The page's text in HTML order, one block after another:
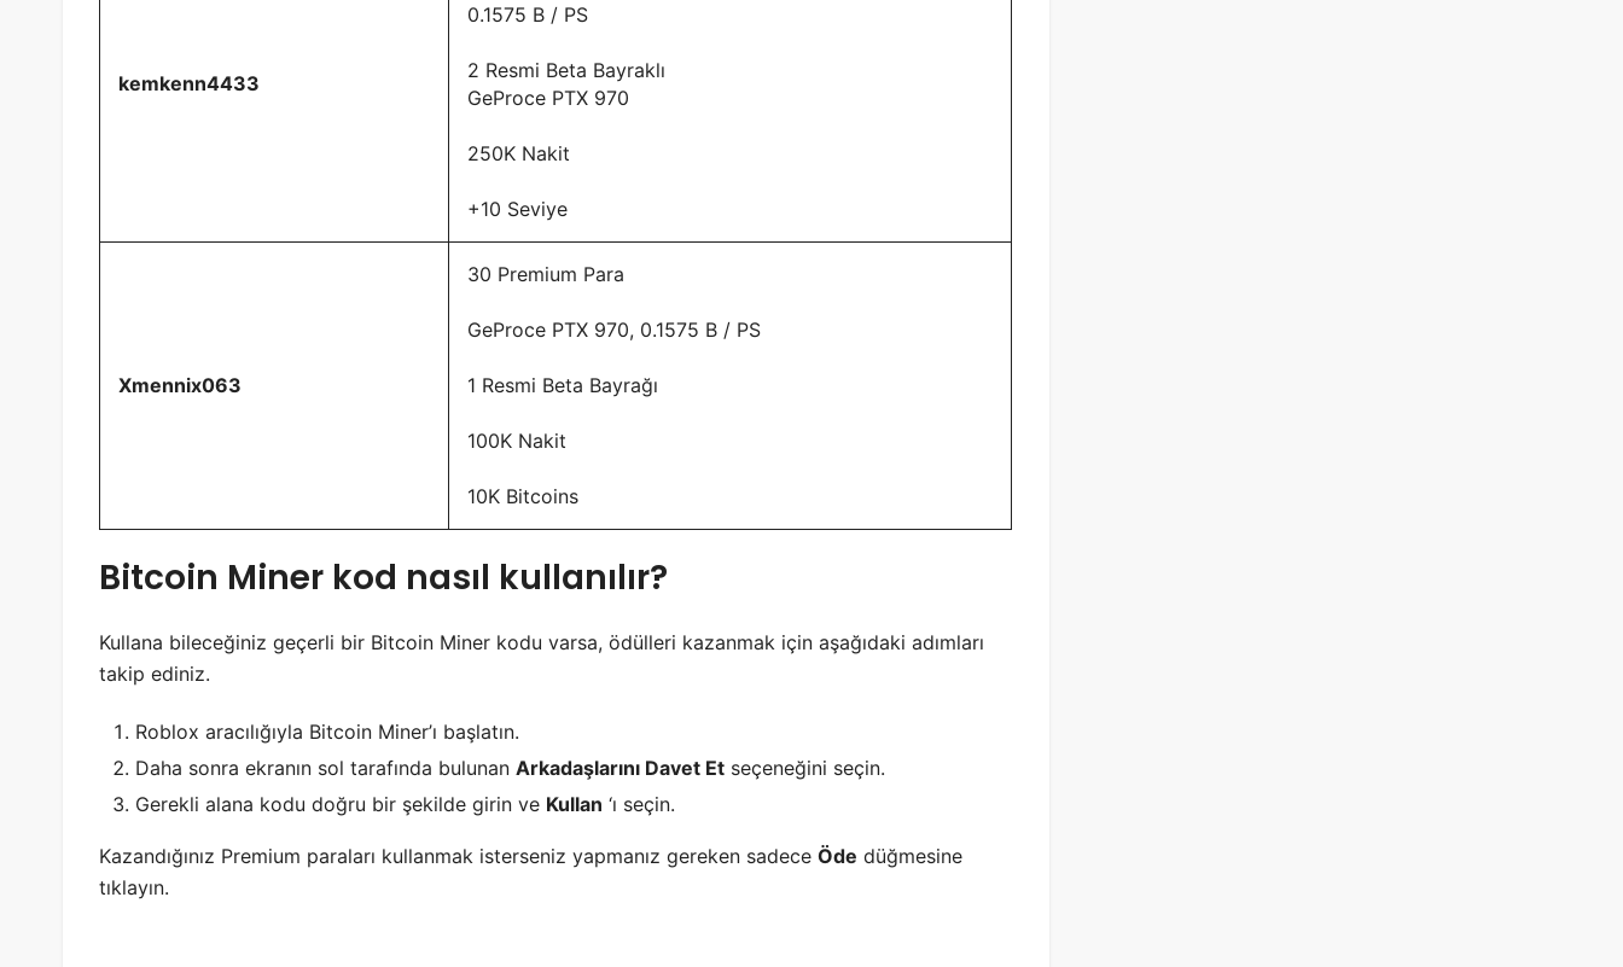
kemkenn4433
0.1575 B / PS
2 Resmi Beta Bayraklı
GeProce PTX 970
250K Nakit
+10 Seviye
Xmennix063
30 Premium Para
GeProce PTX 970, 0.1575 B / PS
1 Resmi Beta Bayrağı
100K Nakit
10K Bitcoins
Bitcoin Miner kod nasıl kullanılır?
Kullana bileceğiniz geçerli bir Bitcoin Miner kodu varsa, ödülleri kazanmak için aşağıdaki adımları
takip ediniz.
Roblox aracılığıyla Bitcoin Miner’ı başlatın.
Daha sonra ekranın sol tarafında bulunan Arkadaşlarını Davet Et seçeneğini seçin.
Gerekli alana kodu doğru bir şekilde girin ve Kullan ‘ı seçin.
Kazandığınız Premium paraları kullanmak isterseniz yapmanız gereken sadece Öde düğmesine
tıklayın.